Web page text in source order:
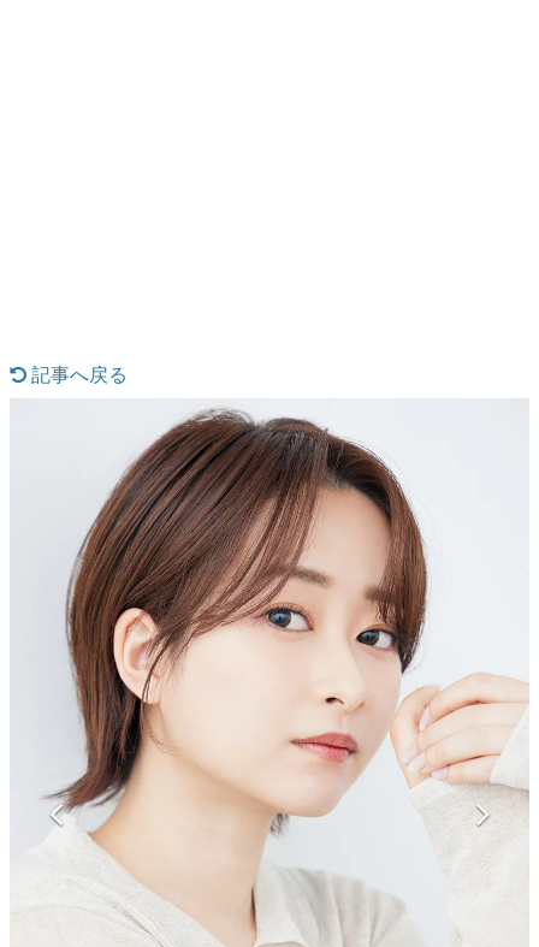
カテゴリ
女性向け
アプリレビュー
その他
電ファミニコゲーマーとは？
運営：株式会社マレ
記事へ戻る